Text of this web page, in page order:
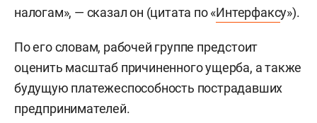
налогам», — сказал он (цитата по «Интерфаксу»).
По его словам, рабочей группе предстоит
оценить масштаб причиненного ущерба, а также
будущую платежеспособность пострадавших
предпринимателей.